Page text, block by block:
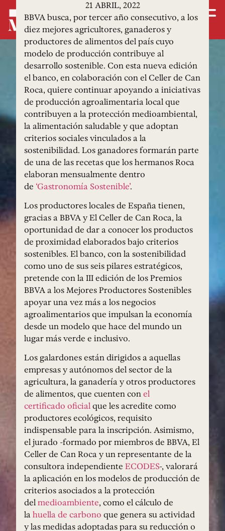
21 ABRIL, 2022
BBVA busca, por tercer año consecutivo, a los
diez mejores agricultores, ganaderos y
productores de alimentos del país cuyo
modelo de producción contribuye al
desarrollo sostenible. Con esta nueva edición
el banco, en colaboración con el Celler de Can
Roca, quiere continuar apoyando a iniciativas
de producción agroalimentaria local que
contribuyen a la protección medioambiental,
la alimentación saludable y que adoptan
criterios sociales vinculados a la
sostenibilidad. Los ganadores formarán parte
de una de las recetas que los hermanos Roca
elaboran mensualmente dentro
de ‘Gastronomía Sostenible’.
Los productores locales de España tienen,
gracias a BBVA y El Celler de Can Roca, la
oportunidad de dar a conocer los productos
de proximidad elaborados bajo criterios
sostenibles. El banco, con la sostenibilidad
como uno de sus seis pilares estratégicos,
pretende con la III edición de los Premios
BBVA a los Mejores Productores Sostenibles
apoyar una vez más a los negocios
agroalimentarios que impulsan la economía
desde un modelo que hace del mundo un
lugar más verde e inclusivo.
Los galardones están dirigidos a aquellas
empresas y autónomos del sector de la
agricultura, la ganadería y otros productores
de alimentos, que cuenten conel
certificado oficialque les acredite como
productores ecológicos, requisito
indispensable para la inscripción. Asimismo,
el jurado -formado por miembros de BBVA, El
Celler de Can Roca y un representante de la
consultora independiente ECODES-, valorará
la aplicación en los modelos de producción de
criterios asociados a la protección
delmedioambiente, como el cálculo de
lahuella de carbono que genera su actividad
y las medidas adoptadas para su reducción o